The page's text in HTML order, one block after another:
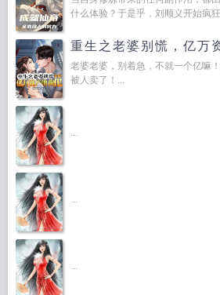
什么体验？于是乎，刘顺义开始疯
重生之老婆别慌，亿万
老婆老婆，别着急，不就一个亿嘛
被人卖了！...
...
...
...